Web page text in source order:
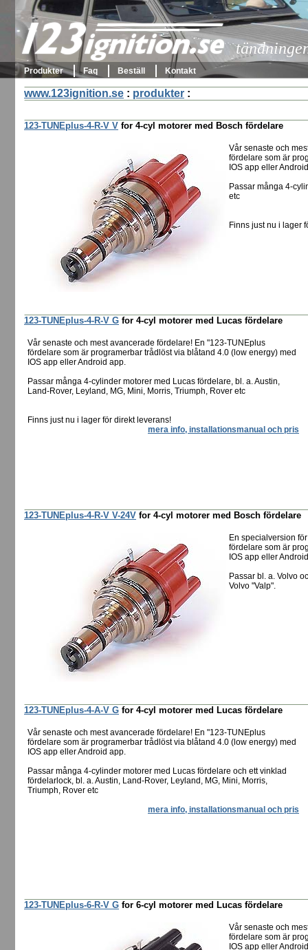
123ignition.se
Produkter Faq Beställ Kontakt
www.123ignition.se : produkter :
123-TUNEplus-4-R-V V for 4-cyl motorer med Bosch fördelare
Vår senaste och
fördelare som är
IOS app eller
Passar många 4-
etc
Finns just nu i lager
123-TUNEplus-4-R-V G for 4-cyl motorer med Lucas fördelare
Vår senaste och mest avancerade fördelare! En "123-TUNEplus
fördelare som är programerbar trådlöst via blåtand 4.0 (low energy) med
IOS app eller Android app.
Passar många 4-cylinder motorer med Lucas fördelare, bl. a. Austin,
Land-Rover, Leyland, MG, Mini, Morris, Triumph, Rover etc
Finns just nu i lager för direkt leverans!
mera info, installationsmanual och pris
123-TUNEplus-4-R-V V-24V for 4-cyl motorer med Bosch fördelare
En specialversion
fördelare som är
IOS app eller
Passar bl. a. Volvo
Volvo "Valp".
123-TUNEplus-4-A-V G for 4-cyl motorer med Lucas fördelare
Vår senaste och mest avancerade fördelare! En "123-TUNEplus
fördelare som är programerbar trådlöst via blåtand 4.0 (low energy) med
IOS app eller Android app.
Passar många 4-cylinder motorer med Lucas fördelare och ett vinklad
fördelarlock, bl. a. Austin, Land-Rover, Leyland, MG, Mini, Morris,
Triumph, Rover etc
mera info, installationsmanual och pris
123-TUNEplus-6-R-V G for 6-cyl motorer med Lucas fördelare
Vår senaste och
fördelare som är
IOS app eller